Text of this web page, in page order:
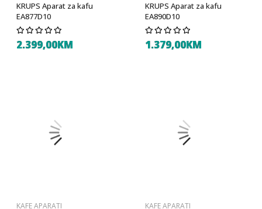
KRUPS Aparat za kafu
EA877D10
2.399,00KM
KRUPS Aparat za kafu
EA890D10
1.379,00KM
KAFE APARATI KAFE APARATI